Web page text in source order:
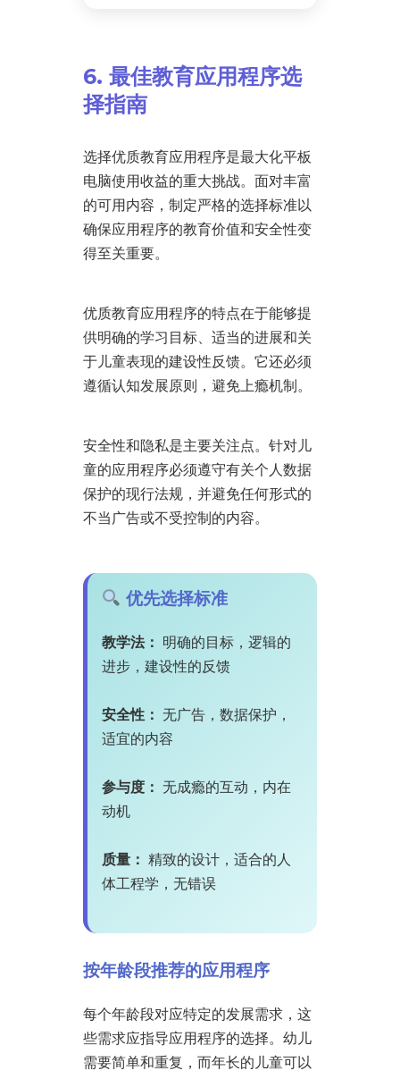
6. 最佳教育应用程序选
择指南
选择优质教育应用程序是最大化平板
电脑使用收益的重大挑战。面对丰富
的可用内容，制定严格的选择标准以
确保应用程序的教育价值和安全性变
得至关重要。
优质教育应用程序的特点在于能够提
供明确的学习目标、适当的进展和关
于儿童表现的建设性反馈。它还必须
遵循认知发展原则，避免上瘾机制。
安全性和隐私是主要关注点。针对儿
童的应用程序必须遵守有关个人数据
保护的现行法规，并避免任何形式的
不当广告或不受控制的内容。
优先选择标准
教学法： 明确的目标，逻辑的
进步，建设性的反馈
安全性： 无广告，数据保护，
适宜的内容
参与度： 无成瘾的互动，内在
动机
质量： 精致的设计，适合的人
体工程学，无错误
按年龄段推荐的应用程序
每个年龄段对应特定的发展需求，这
些需求应指导应用程序的选择。幼儿
需要简单和重复，而年长的儿童可以